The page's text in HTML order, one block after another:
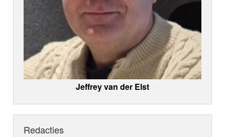
Jeffrey van der Elst
Redacties